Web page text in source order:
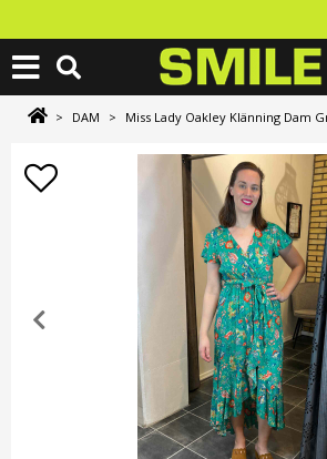
> DAM > Miss Lady Oakley Klänning Dam